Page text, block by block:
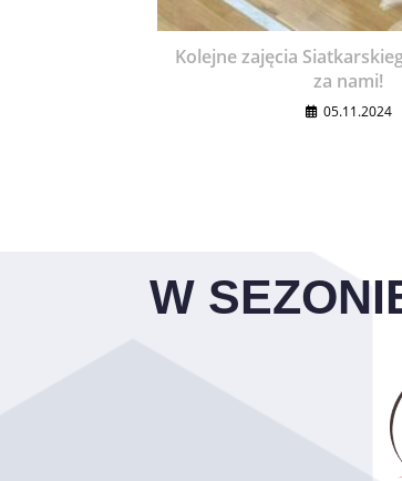
Kolejne zajęcia
za nami!
05.11.2024
W